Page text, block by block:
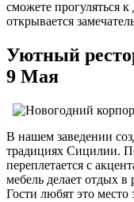
сможете прогуляться
открывается
Уютный
9 Мая
В нашем заведении
традициях Сицилии.
переплетается с
мебель делает отдых
Гости любят это место